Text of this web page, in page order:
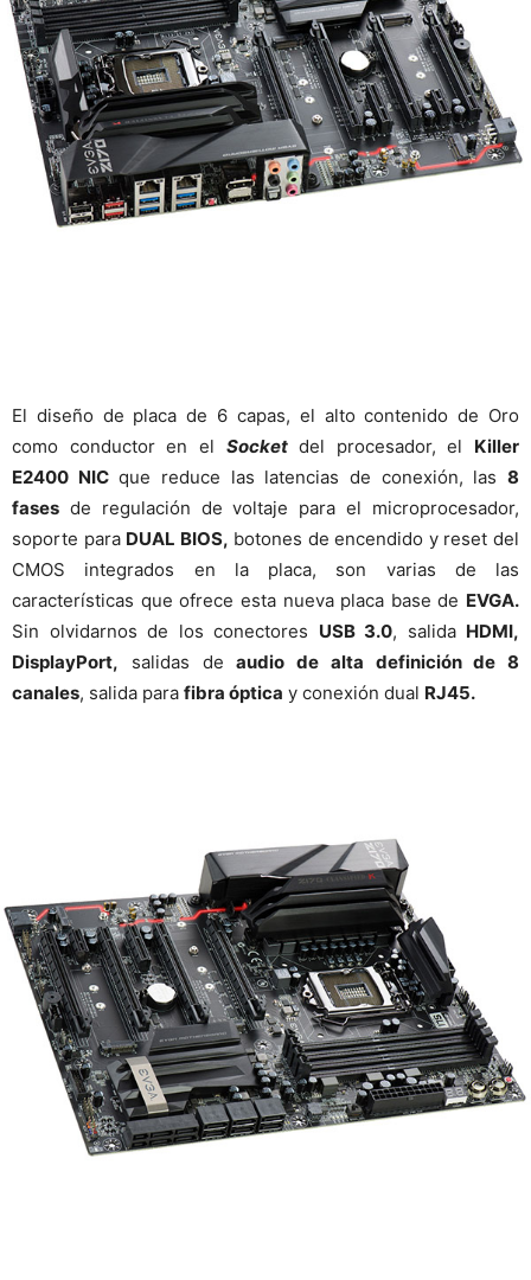
El diseño de placa de 6 capas, el alto contenido de Oro
como conductor en el Socketdel procesador, el Killer
E2400 NICque reduce las latencias de conexión, las8
fases de regulación de voltaje para el microprocesador,
soporte para DUAL BIOS, botones de encendido y reset del
CMOS integrados en la placa, son varias de las
características que ofrece esta nueva placa base de EVGA.
Sin olvidarnos de los conectores USB 3.0, salida HDMI,
DisplayPort, salidas deaudio de alta definición de 8
canales, salida para fibra óptica y conexión dual RJ45.